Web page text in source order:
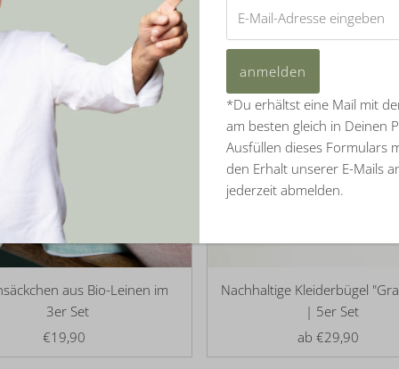
aus Bio-Leinen im
3er Set
Regulärer
Preis
€19,90
Nachhaltige Kleiderbügel
| 5er Set
Regulärer
Preis
ab €29,90
Mail-
Adresse
eingeben
*Du erhältst eine Mail mit
am besten gleich in Deinen
Ausfüllen dieses Formulars
den Erhalt unserer E-Mails
jederzeit abmelden.